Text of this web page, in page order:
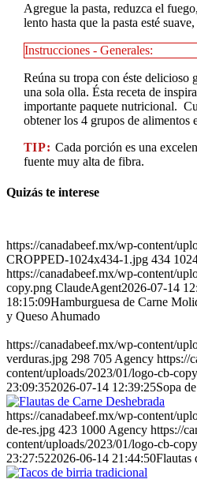
Agregue la pasta, reduzca el
lento hasta que la pasta esté
Instrucciones - Generales:
Reúna su tropa con éste delicioso
una sola olla. Ésta receta de
importante paquete nutricional.
obtener los 4 grupos de alimentos
TIP: Cada porción es una
fuente muy alta de fibra.
Quizás te interese
https://canadabeef.mx/wp-content/
CROPPED-1024x434-1.jpg 434
https://canadabeef.mx/wp-content/
copy.png ClaudeAgent2026-07-14
18:15:09Hamburguesa de Carne
y Queso Ahumado
https://canadabeef.mx/wp-content/
verduras.jpg 298 705 Agency https://
content/uploads/2023/01/logo-cb-
23:09:352026-07-14 12:39:25Sopa
https://canadabeef.mx/wp-content/
de-res.jpg 423 1000 Agency https://
content/uploads/2023/01/logo-cb-
23:27:522026-06-14 21:44:50Flautas